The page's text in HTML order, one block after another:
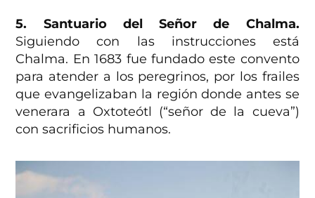
5. Santuario del Señor de Chalma.
Siguiendo con las instrucciones está
Chalma. En 1683 fue fundado este convento
para atender a los peregrinos, por los frailes
que evangelizaban la región donde antes se
venerara a Oxtoteótl (“señor de la cueva”)
con sacrificios humanos.